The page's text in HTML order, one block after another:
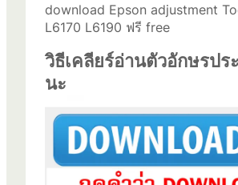
download Epson adjustment
L6170 L6190 ฟรี free
วิธีเคลียร์อ่านตัวอักษรปร
นะ